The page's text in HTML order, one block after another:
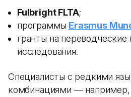
Fulbright FLTA;
программы Erasmus
гранты на переводческие
исследования.
Специалисты с редкими
комбинациями — например,